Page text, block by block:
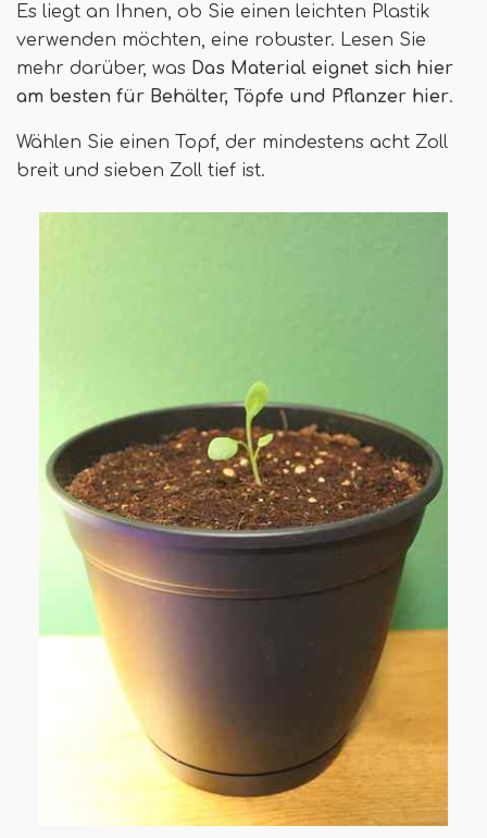
Es liegt an Ihnen, ob Sie einen leichten Plastik
verwenden möchten, eine robuster. Lesen Sie
mehr darüber, was Das Material eignet sich hier
am besten für Behälter, Töpfe und Pflanzer hier.
Wählen Sie einen Topf, der mindestens acht Zoll
breit und sieben Zoll tief ist.